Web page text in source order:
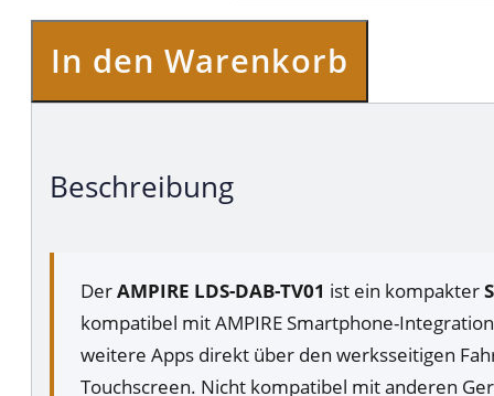
In den Warenkorb
Beschreibung
DerAMPIRE LDS-DAB-TV01 ist ein kompakter
kompatibel mit AMPIRE Smartphone-
weitere Apps direkt über den werksseitigen
Touchscreen. Nicht kompatibel mit anderen